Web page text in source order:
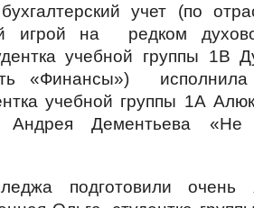
учет (по
игрой на редком
учебной группы 1В
«Финансы»)
учебной группы 1А
Андрея Дементьева «Не
подготовили очень